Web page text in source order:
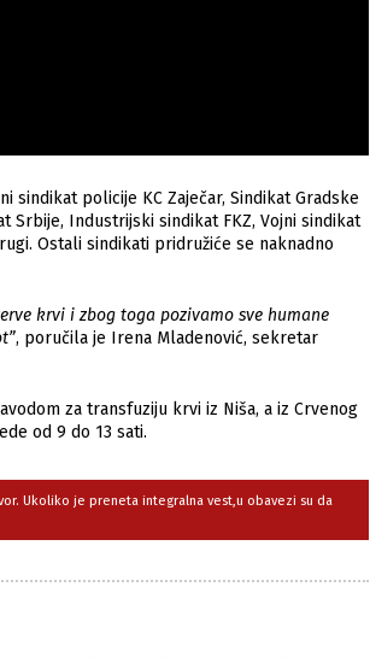
sindikat policije KC Zaječar, Sindikat Gradske
Srbije, Industrijski sindikat FKZ, Vojni sindikat
Ostali sindikati pridružiće se naknadno
krvi i zbog toga pozivamo sve humane
, poručila je Irena Mladenović, sekretar
za transfuziju krvi iz Niša, a iz Crvenog
od 9 do 13 sati.
Ukoliko je preneta integralna vest,u obavezi su da